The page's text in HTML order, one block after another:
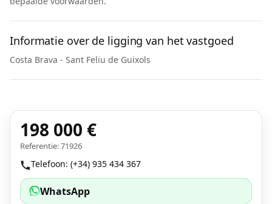
Informatie over de ligging van het vastgoed
Costa Brava - Sant Feliu de Guixols
198 000 €
Referentie: 71926
Telefoon: (+34) 935 434 367
WhatsApp